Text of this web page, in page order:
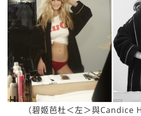
（碧姬芭杜＜左＞與Candice